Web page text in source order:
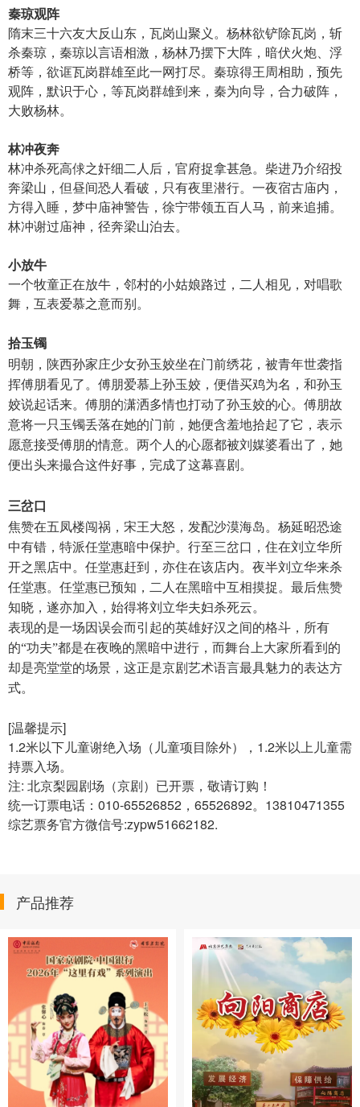
秦琼观阵
隋末三十六友大反山东，瓦岗山聚义。杨林欲铲除瓦岗，斩
杀秦琼，秦琼以言语相激，杨林乃摆下大阵，暗伏火炮、浮
桥等，欲诓瓦岗群雄至此一网打尽。秦琼得王周相助，预先
观阵，默识于心，等瓦岗群雄到来，秦为向导，合力破阵，
大败杨林。
林冲夜奔
林冲杀死高俅之奸细二人后，官府捉拿甚急。柴进乃介绍投
奔梁山，但昼间恐人看破，只有夜里潜行。一夜宿古庙内，
方得入睡，梦中庙神警告，徐宁带领五百人马，前来追捕。
林冲谢过庙神，径奔梁山泊去。
小放牛
一个牧童正在放牛，邻村的小姑娘路过，二人相见，对唱歌
舞，互表爱慕之意而别。
拾玉镯
明朝，陕西孙家庄少女孙玉姣坐在门前绣花，被青年世袭指
挥傅朋看见了。傅朋爱慕上孙玉姣，便借买鸡为名，和孙玉
姣说起话来。傅朋的潇洒多情也打动了孙玉姣的心。傅朋故
意将一只玉镯丢落在她的门前，她便含羞地拾起了它，表示
愿意接受傅朋的情意。两个人的心愿都被刘媒婆看出了，她
便出头来撮合这件好事，完成了这幕喜剧。
三岔口
焦赞在五凤楼闯祸，宋王大怒，发配沙漠海岛。杨延昭恐途
中有错，特派任堂惠暗中保护。行至三岔口，住在刘立华所
开之黑店中。任堂惠赶到，亦住在该店内。夜半刘立华来杀
任堂惠。任堂惠已预知，二人在黑暗中互相摸捉。最后焦赞
知晓，遂亦加入，始得将刘立华夫妇杀死云。
表现的是一场因误会而引起的英雄好汉之间的格斗，所有
的“功夫”都是在夜晚的黑暗中进行，而舞台上大家所看到的
却是亮堂堂的场景，这正是京剧艺术语言最具魅力的表达方
式。
[温馨提示]
1.2米以下儿童谢绝入场（儿童项目除外），1.2米以上儿童需
持票入场。
注: 北京梨园剧场（京剧）已开票，敬请订购！
统一订票电话：010-65526852，65526892。13810471355
综艺票务官方微信号:zypw51662182.
产品推荐